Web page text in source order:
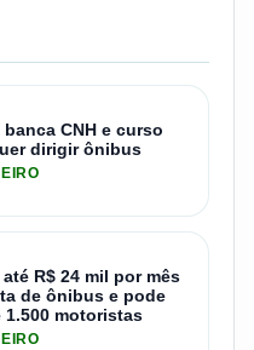
banca CNH e curso
dirigir ônibus
R$ 24 mil por mês
de ônibus e pode
1.500 motoristas